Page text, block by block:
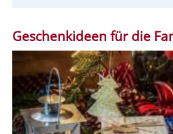
Geschenkideen für die